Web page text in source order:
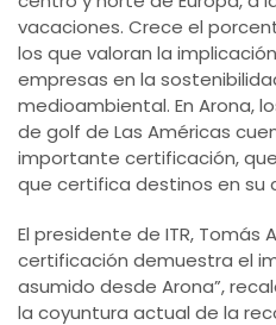
vacaciones. Crece el
los que valoran la
empresas en la
medioambiental. En Arona,
de golf de Las Américas
importante certificación,
que certifica destinos en su
El presidente de ITR, Tomás
certificación demuestra el
asumido desde Arona”,
la coyuntura actual de la